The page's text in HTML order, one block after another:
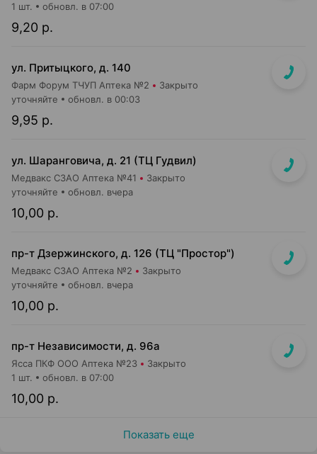
9,20 р.
1 шт. обновл. в 07:00
ул. Притыцкого, д. 140
Фарм Форум ТЧУП Аптека №2 Закрыто
9,95 р.
уточняйте обновл. в 00:03
ул. Шаранговича, д. 21 (ТЦ Гудвил)
Медвакс СЗАО Аптека №41 Закрыто
10,00 р.
уточняйте обновл. вчера
пр-т Дзержинского, д. 126 (ТЦ "Простор")
Медвакс СЗАО Аптека №2 Закрыто
10,00 р.
уточняйте обновл. вчера
пр-т Независимости, д. 96а
Ясса ПКФ ООО Аптека №23 Закрыто
10,00 р.
1 шт. обновл. в 07:00
Показать еще